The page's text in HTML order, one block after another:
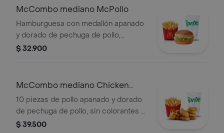
elección.
McCombo mediano McPollo
Hamburguesa con medallón apanado
y dorado de pechuga de pollo,
mayonesa cremosa y lechuga fresca,
mediana a elección.
$ 32.900
McCombo mediano Chicken
McNuggets 10 pzas
10 piezas de pollo apanado y dorado
de pechuga de pollo, sin colorantes ni
conservantes artificiales.
$ 39.500